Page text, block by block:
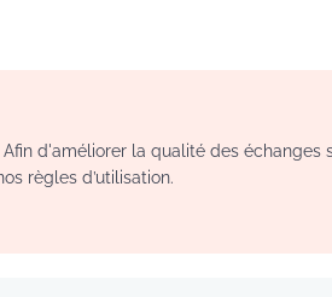
d'améliorer la qualité des échanges
règles d’utilisation.